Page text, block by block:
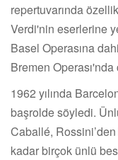
repertuvarında
Verdi'nin eserlerine
Basel Operasına
Bremen Operası'nda
1962 yılında
başrolde söyledi.
Caballé,
kadar birçok ünlü